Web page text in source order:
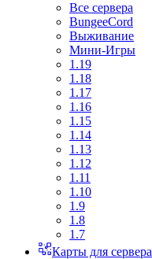
Все сервера
BungeeCord
Выживание
Мини-Игры
1.19
1.18
1.17
1.16
1.15
1.14
1.13
1.12
1.11
1.10
1.9
1.8
1.7
Карты для сервера